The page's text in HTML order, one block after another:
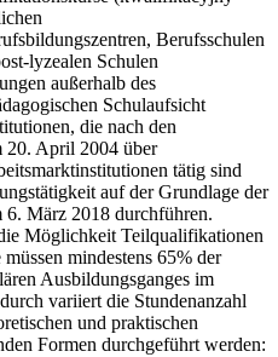
Berufsschulen
lyzealen Schulen
außerhalb des
Schulaufsicht
die nach den
20. April 2004 über
tätig sind
auf der Grundlage der
6. März 2018 durchführen.
Möglichkeit Teilqualifikationen
mindestens 65% der
Ausbildungsganges im
variiert die Stundenanzahl
und praktischen
Formen durchgeführt werden: